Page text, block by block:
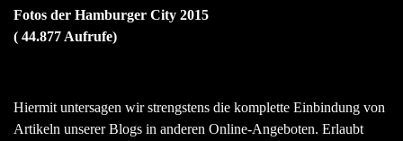
Fotos der Hamburger City 2015
( 44.877 Aufrufe)
Hiermit untersagen wir strengstens die komplette Einbindung von
Artikeln unserer Blogs in anderen Online-Angeboten. Erlaubt